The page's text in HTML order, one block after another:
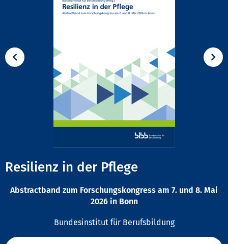
Resilienz in der Pflege
Abstractband zum Forschungskongress am 7. und 8. Mai
2026 in Bonn
Bundesinstitut für Berufsbildung